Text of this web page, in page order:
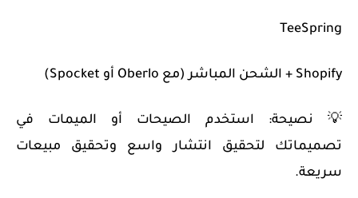
TeeSpring
Shopify + الشحن المباشر (مع Oberlo أو Spocket)
💡 نصيحة: استخدم الصيحات أو الميمات في
تصميماتك لتحقيق انتشار واسع وتحقيق مبيعات
سريعة.